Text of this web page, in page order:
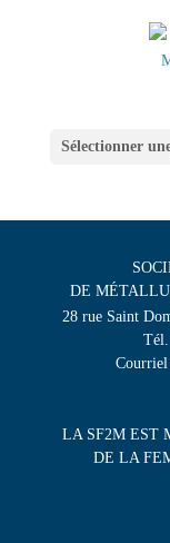
Sélectionner
DE
28 rue Saint
Courriel
LA SF2M EST
DE LA